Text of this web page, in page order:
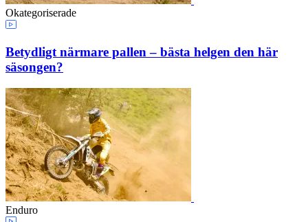
Okategoriserade
Betydligt närmare pallen – bästa helgen den här
säsongen?
Enduro